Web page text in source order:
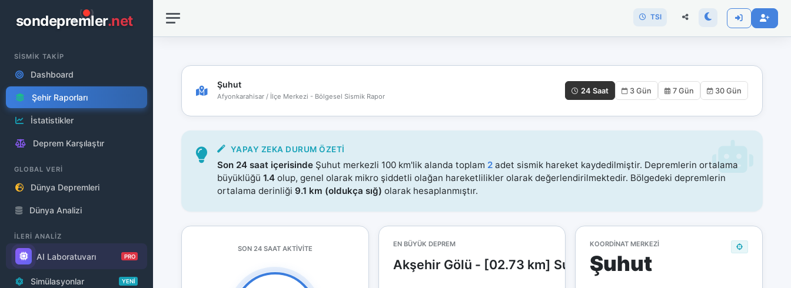
sondepremler.net
SİSMİK TAKİP
Dashboard
Şehir Raporları
İstatistikler
Deprem Karşılaştır
GLOBAL VERİ
Dünya Depremleri
Dünya Analizi
İLERİ ANALİZ
AI Laboratuvarı PRO
Simülasyonlar YENİ
TSI
Şuhut
Afyonkarahisar / İlçe Merkezi - Bölgesel Sismik Rapor
24 Saat 3 Gün 7 Gün 30 Gün
YAPAY ZEKA DURUM ÖZETI
Son 24 saat içerisinde Şuhut merkezli 100 km'lik alanda toplam 2 adet sismik hareket kaydedilmiştir. Depremlerin ortalama
büyüklüğü 1.4 olup, genel olarak mikro şiddetli olağan hareketlilikler olarak değerlendirilmektedir. Bölgedeki depremlerin
ortalama derinliği 9.1 km (oldukça sığ) olarak hesaplanmıştır.
SON 24 SAAT AKTIVITE
EN BÜYÜK DEPREM
Akşehir Gölü - [02.73 km] Sultandağı (Afyonkarahisar)
24 Saatlik Rekor
KOORDINAT MERKEZI
Şuhut
bağlantınız